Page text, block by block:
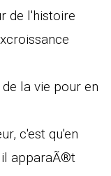
de l'histoire
la vie pour en
c'est qu'en
apparaÃ®t